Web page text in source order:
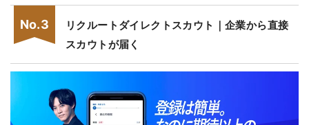
リクルートダイレクトスカウト｜企業から直接
スカウトが届く